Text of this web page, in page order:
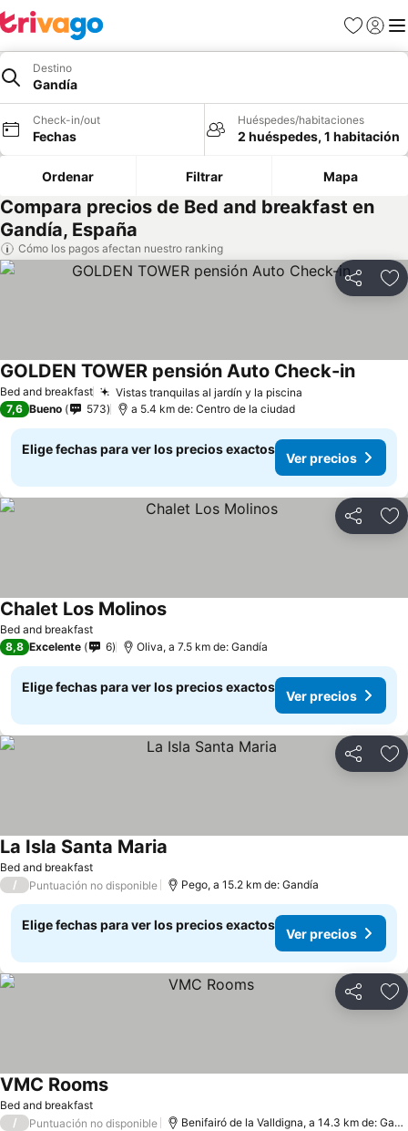
Favoritos
Iniciar
Destino
Gandía
Check-in/out
Fechas
Huéspedes/habitaciones
2 huéspedes, 1 habitación
Ordenar Filtrar Mapa
Compara precios de Bed and breakfast en
Gandía, España
Cómo los pagos afectan nuestro ranking
Compartir
Bed and breakfast Vistas tranquilas al jardín y la piscina
GOLDEN TOWER pensión Auto Check-in
7,6 Bueno 573 a 5.4 km de: Centro de la ciudad
Elige fechas para ver los precios exactos
Ver precios
Compartir
Bed and breakfast
Chalet Los Molinos
8,8 Excelente 6 Oliva, a 7.5 km de: Gandía
Elige fechas para ver los precios exactos
Ver precios
Compartir
Bed and breakfast
La Isla Santa Maria
/ Puntuación no disponible Pego, a 15.2 km de: Gandía
Elige fechas para ver los precios exactos
Ver precios
Compartir
Bed and breakfast
VMC Rooms
/ Puntuación no disponible Benifairó de la Valldigna, a 14.3 km de: Gandía